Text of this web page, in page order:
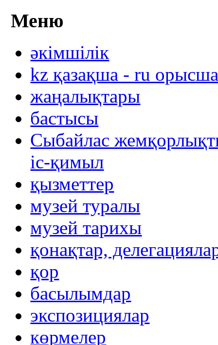
Меню
әкімшілік
kz қазақша - ru
жаңалықтары
бастысы
Сыбайлас
іс-қимыл
қызметтер
музей туралы
музей тарихы
қонақтар,
қор
басылымдар
экспозициялар
көрмелер